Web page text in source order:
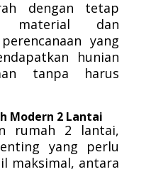
dengan tetap
material dan
yang
hunian
tanpa harus
Modern 2 Lantai
rumah 2 lantai,
yang perlu
maksimal, antara